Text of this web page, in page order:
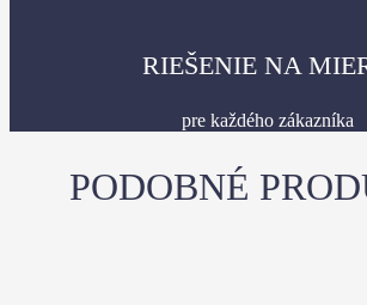
RIEŠENIE NA
pre každého zákazníka
PODOBNÉ